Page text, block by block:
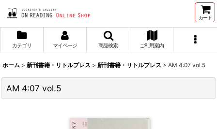
カート
カテゴリ マイページ 商品検索 ご利用案内
ホーム > 新刊書籍・リトルプレス > 新刊書籍・リトルプレス > AM 4:07 vol.5
AM 4:07 vol.5